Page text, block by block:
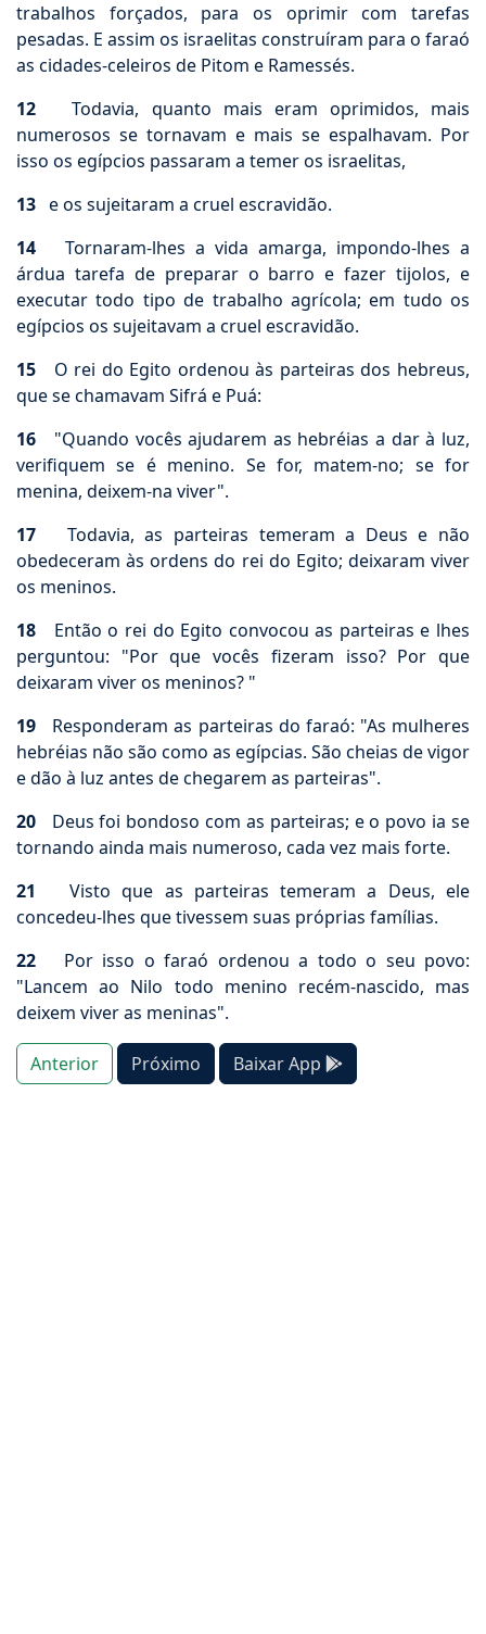
trabalhos forçados, para os oprimir com tarefas
pesadas. E assim os israelitas construíram para o faraó
as cidades-celeiros de Pitom e Ramessés.
12 Todavia, quanto mais eram oprimidos, mais
numerosos se tornavam e mais se espalhavam. Por
isso os egípcios passaram a temer os israelitas,
13 e os sujeitaram a cruel escravidão.
14 Tornaram-lhes a vida amarga, impondo-lhes a
árdua tarefa de preparar o barro e fazer tijolos, e
executar todo tipo de trabalho agrícola; em tudo os
egípcios os sujeitavam a cruel escravidão.
15 O rei do Egito ordenou às parteiras dos hebreus,
que se chamavam Sifrá e Puá:
16 "Quando vocês ajudarem as hebréias a dar à luz,
verifiquem se é menino. Se for, matem-no; se for
menina, deixem-na viver".
17 Todavia, as parteiras temeram a Deus e não
obedeceram às ordens do rei do Egito; deixaram viver
os meninos.
18 Então o rei do Egito convocou as parteiras e lhes
perguntou: "Por que vocês fizeram isso? Por que
deixaram viver os meninos? "
19 Responderam as parteiras do faraó: "As mulheres
hebréias não são como as egípcias. São cheias de vigor
e dão à luz antes de chegarem as parteiras".
20 Deus foi bondoso com as parteiras; e o povo ia se
tornando ainda mais numeroso, cada vez mais forte.
21 Visto que as parteiras temeram a Deus, ele
concedeu-lhes que tivessem suas próprias famílias.
22 Por isso o faraó ordenou a todo o seu povo:
"Lancem ao Nilo todo menino recém-nascido, mas
deixem viver as meninas".
Anterior Próximo Baixar App